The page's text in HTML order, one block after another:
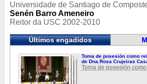
Universidade de Santiago de
Senén Barro Ameneiro
Reitor da USC 2002-2010
Últimos engadidos
Toma de posesión como
de Dna.Rosa Crujeiras
Toma de posesión